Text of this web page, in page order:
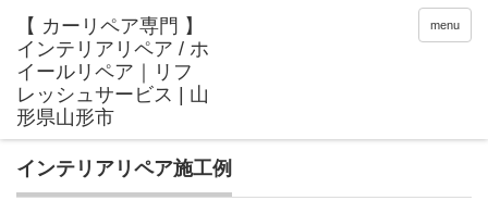
menu
インテリアリペア施工例